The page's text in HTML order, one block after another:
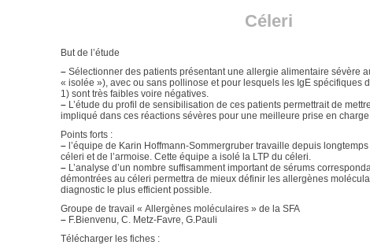
Céleri
But de l’étude
–Sélectionner des patients présentant une allergie alimentaire sévère
« isolée »), avec ou sans pollinose et pour lesquels les IgE spécifiques
1) sont très faibles voire négatives.
–L’étude du profil de sensibilisation de ces patients permettrait de
impliqué dans ces réactions sévères pour une meilleure prise en
Points forts :
–l’équipe de Karin Hoffmann-Sommergruber travaille depuis
céleri et de l’armoise. Cette équipe a isolé la LTP du céleri.
–L’analyse d’un nombre suffisamment important de sérums
démontrées au céleri permettra de mieux définir les allergènes
diagnostic le plus efficient possible.
Groupe de travail « Allergènes moléculaires » de la SFA
–F.Bienvenu, C. Metz-Favre, G.Pauli
Télécharger les fiches :